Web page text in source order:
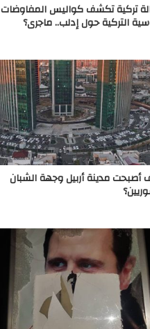
تركية تكشف كواليس المفاوضات
التركية حول إدلب.. ماجرى؟
أصبحت مدينة أربيل وجهة الشبان